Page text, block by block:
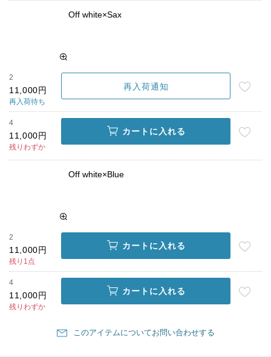
Off white×Sax
2
11,000円
再入荷待ち
再入荷通知
4
11,000円
残りわずか
カートに入れる
Off white×Blue
2
11,000円
残り1点
カートに入れる
4
11,000円
残りわずか
カートに入れる
このアイテムについてお問い合わせする